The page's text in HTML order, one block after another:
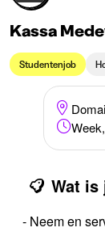
Kassa
Studentenjob
Wat is
- Neem en